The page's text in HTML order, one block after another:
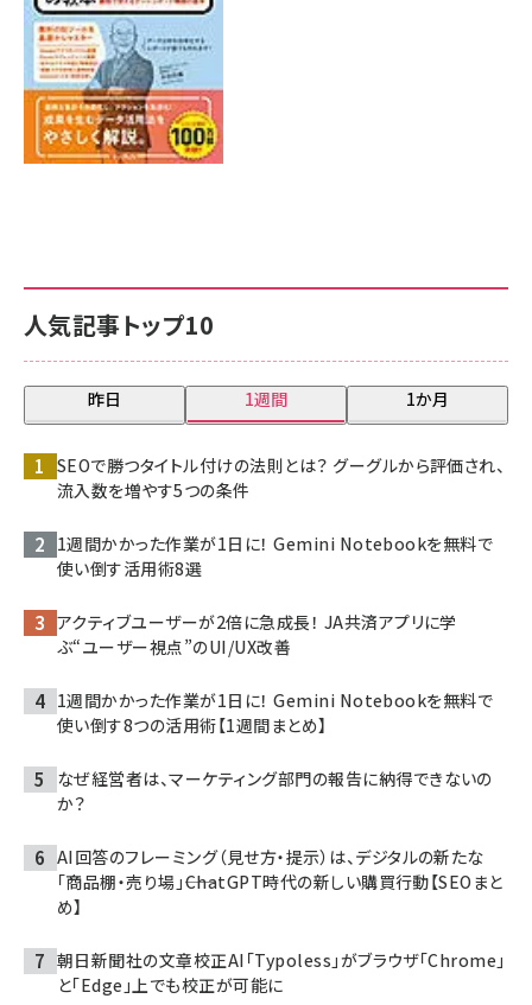
人気記事トップ10
昨日 1週間 1か月
SEOで勝つタイトル付けの法則とは？ グーグルから評価され、
流入数を増やす5つの条件
1週間かかった作業が1日に！ Gemini Notebookを無料で
使い倒す活用術8選
アクティブユーザーが2倍に急成長！ JA共済アプリに学
ぶ“ユーザー視点”のUI/UX改善
1週間かかった作業が1日に！ Gemini Notebookを無料で
使い倒す8つの活用術【1週間まとめ】
なぜ経営者は、マーケティング部門の報告に納得できないの
か？
AI回答のフレーミング（見せ方・提示）は、デジタルの新たな
「商品棚・売り場」――ChatGPT時代の新しい購買行動【SEOまと
め】
朝日新聞社の文章校正AI「Typoless」がブラウザ「Chrome」
と「Edge」上でも校正が可能に